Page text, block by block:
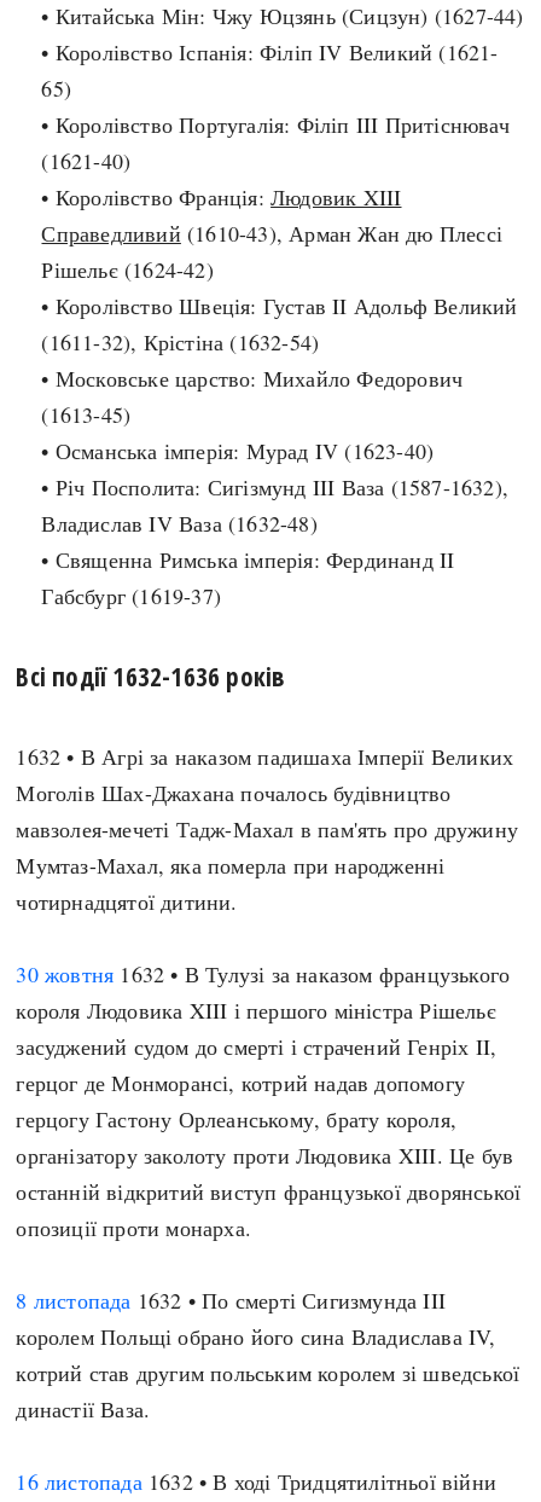
СЬОГОДНІ
ЗАГОЛОВКИ
ПРАВИЛА ЖИТТЯ
ВИ (НЕ) ЗНАЛИ
ПОДКАСТИ
КРУГЛІ ДАТИ
КАРТИ
НОТА БЕНЕ
ІНФОГРАФІКА
МОЯ ІСТОРІЯ
Рубрики
Авіація і космонавтика
Архітектура і будівництво
Наука, освіта і техніка
Подорожі і відкриття
Релігія
Розваги і дозвілля
Спорт
Чудеса світу
Україна
Козацька доба
Регіони
Америка
А(нта)рктика
Африка
Європа
Пізнє Середньовіччя
Нова історія
Новітня історія
Наш час
Популярні статті
Визначальні події
#Хештеги
Автори
• Китайська Мін: Чжу Юцзянь (Сицзун) (1627-44)
• Королівство Іспанія: Філіп IV Великий (1621-
65)
• Королівство Португалія: Філіп III Притіснювач
(1621-40)
• Королівство Франція:Людовик XIII
Справедливий (1610-43), Арман Жан дю Плессі
Рішельє (1624-42)
• Королівство Швеція: Густав II Адольф Великий
(1611-32), Крістіна (1632-54)
• Московське царство: Михайло Федорович
(1613-45)
• Османська імперія: Мурад IV (1623-40)
• Річ Посполита: Сигізмунд III Ваза (1587-1632),
Владислав IV Ваза (1632-48)
• Священна Римська імперія: Фердинанд II
Габсбург (1619-37)
Всі події 1632-1636 років
1632 • В Агрі за наказом падишаха Імперії Великих
Моголів Шах-Джахана почалось будівництво
мавзолея-мечеті Тадж-Махал в пам'ять про дружину
Мумтаз-Махал, яка померла при народженні
чотирнадцятої дитини.
30 жовтня 1632 • В Тулузі за наказом французького
короля Людовика XIII і першого міністра Рішельє
засуджений судом до смерті і страчений Генріх II,
герцог де Монморансі, котрий надав допомогу
герцогу Гастону Орлеанському, брату короля,
організатору заколоту проти Людовика XIII. Це був
останній відкритий виступ французької дворянської
опозиції проти монарха.
8 листопада 1632 • По смерті Сигизмунда III
королем Польщі обрано його сина Владислава IV,
котрий став другим польським королем зі шведської
династії Ваза.
16 листопада1632 • В ході Тридцятилітньої війни